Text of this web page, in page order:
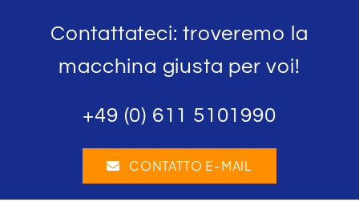
Contattateci: troveremo la
macchina giusta per voi!
+49 (0) 611 5101990
CONTATTO E-MAIL